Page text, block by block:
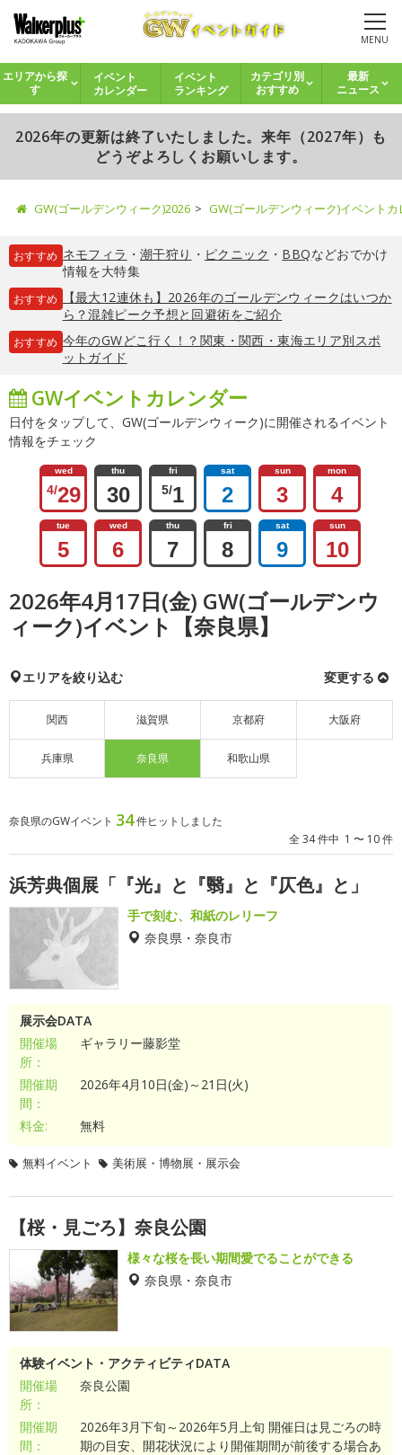
MENU
エリアから探
す
イベント
カレンダー
イベント
ランキング
カテゴリ別
おすすめ
最新
ニュース
2026年の更新は終了いたしました。来年（2027年）も
どうぞよろしくお願いします。
GW(ゴールデンウィーク)2026 GW(ゴールデンウィーク)イベント
おすすめ ネモフィラ ・ 潮干狩り ・ ピクニック ・ BBQなどおでかけ
情報を大特集
おすすめ
【最大12連休も】2026年のゴールデンウィークはいつか
ら？混雑ピーク予想と回避術をご紹介
おすすめ 今年のGWどこ行く！？関東・関西・東海エリア別スポ
ットガイド
GWイベントカレンダー
日付をタップして、GW(ゴールデンウィーク)に開催されるイベント
情報をチェック
wed
4/29
thu
30
fri
5/1
sat
2
sun
3
mon
4
tue
5
wed
6
thu
7
fri
8
sat
9
sun
10
2026年4月17日(金) GW(ゴールデンウ
ィーク)イベント【奈良県】
エリアを絞り込む 変更する
関西 滋賀県 京都府 大阪府
兵庫県 奈良県 和歌山県
奈良県のGWイベント 34件ヒットしました
全 34 件中 1 〜 10 件
浜芳典個展「『光』と『翳』と『仄色』と」
手で刻む、和紙のレリーフ
奈良県・奈良市
展示会DATA
開催場
所：
ギャラリー藤影堂
開催期
間：
2026年4月10日(金)～21日(火)
料金: 無料
無料イベント 美術展・博物展・展示会
【桜・見ごろ】奈良公園
様々な桜を長い期間愛でることができる
奈良県・奈良市
体験イベント・アクティビティDATA
開催場
所：
奈良公園
開催期
間：
2026年3月下旬～2026年5月上旬 開催日は見ごろの時
期の目安、開花状況により開催期間が前後する場合あ